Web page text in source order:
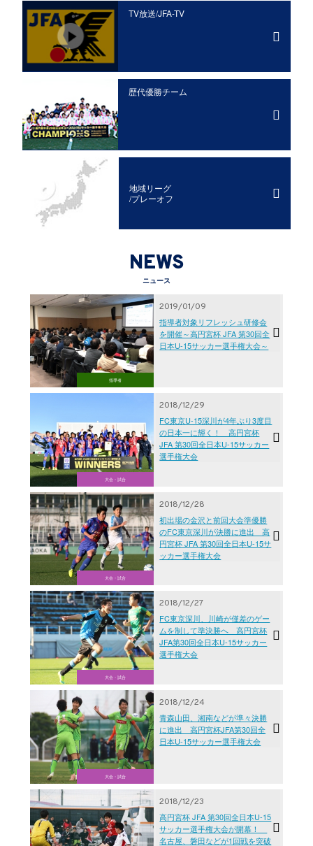
TV放送/JFA-TV
歴代優勝チーム
地域リーグ
/プレーオフ
NEWS
ニュース
指導者
2019/01/09
指導者対象リフレッシュ研修会
を開催～高円宮杯 JFA 第30回全
日本U-15サッカー選手権大会～
大会・試合
2018/12/29
FC東京U-15深川が4年ぶり3度目
の日本一に輝く！ 高円宮杯
JFA 第30回全日本U-15サッカー
選手権大会
大会・試合
2018/12/28
初出場の金沢と前回大会準優勝
のFC東京深川が決勝に進出 高
円宮杯 JFA 第30回全日本U-15サ
ッカー選手権大会
大会・試合
2018/12/27
FC東京深川、川崎が僅差のゲー
ムを制して準決勝へ 高円宮杯
JFA第30回全日本U-15サッカー
選手権大会
大会・試合
2018/12/24
青森山田、湘南などが準々決勝
に進出 高円宮杯JFA第30回全
日本U-15サッカー選手権大会
2018/12/23
高円宮杯 JFA 第30回全日本U-15
サッカー選手権大会が開幕！
名古屋、磐田などが1回戦を突破